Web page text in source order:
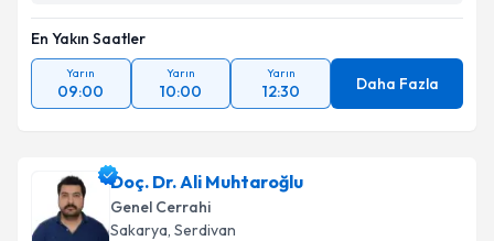
En Yakın Saatler
Yarın
09:00
Yarın
10:00
Yarın
12:30 Daha Fazla
Doç. Dr. Ali Muhtaroğlu
Genel Cerrahi
Sakarya, Serdivan